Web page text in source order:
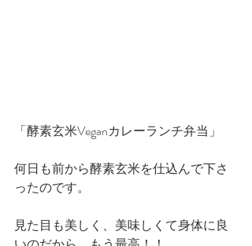
「酵素玄米Veganカレーランチ弁当」
何日も前から酵素玄米を仕込んで下さ
ったのです。
見た目も美しく、美味しくて身体に良